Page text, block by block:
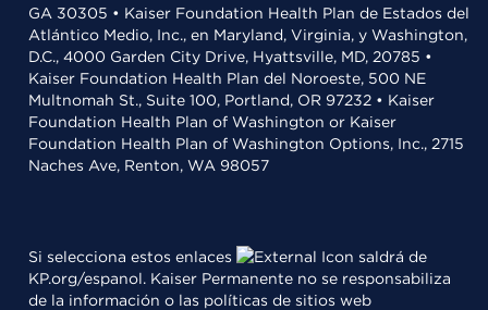
GA 30305 • Kaiser Foundation Health Plan de Estados del
Atlántico Medio, Inc., en Maryland, Virginia, y Washington,
D.C., 4000 Garden City Drive, Hyattsville, MD, 20785 •
Kaiser Foundation Health Plan del Noroeste, 500 NE
Multnomah St., Suite 100, Portland, OR 97232 • Kaiser
Foundation Health Plan of Washington or Kaiser
Foundation Health Plan of Washington Options, Inc., 2715
Naches Ave, Renton, WA 98057
Si selecciona estos enlaces
saldrá de
KP.org/espanol. Kaiser Permanente no se responsabiliza
de la información o las políticas de sitios web